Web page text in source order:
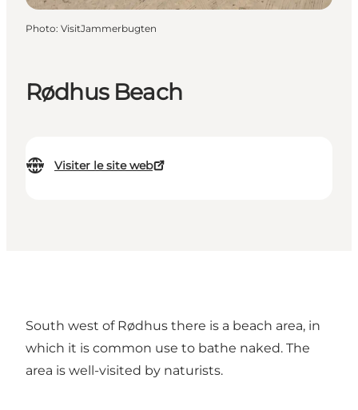
Rødhus Beach
Visiter le site web
Photo: VisitJammerbugten
South west of Rødhus there is a beach area, in
which it is common use to bathe naked. The
area is well-visited by naturists.